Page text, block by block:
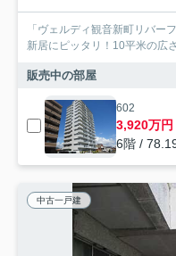
「ヴェルディ観音新町リバー
新居にピッタリ！10平米の広
販売中の部屋
602
3,920万円
6階 /
中古一戸建